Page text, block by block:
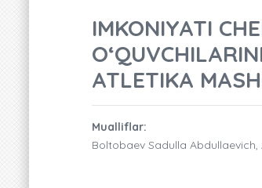
IMKONIYATI
ATLETIKA
Mualliflar:
Boltobaev Sadulla